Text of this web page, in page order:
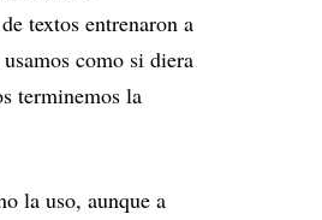
textos entrenaron a
como si diera
terminemos la
la uso, aunque a